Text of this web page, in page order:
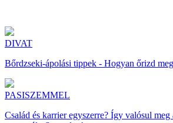
DIVAT
Bőrdzseki-ápolási tippek - Hogyan őrizd
PASISZEMMEL
Család és karrier egyszerre? Így valósul meg